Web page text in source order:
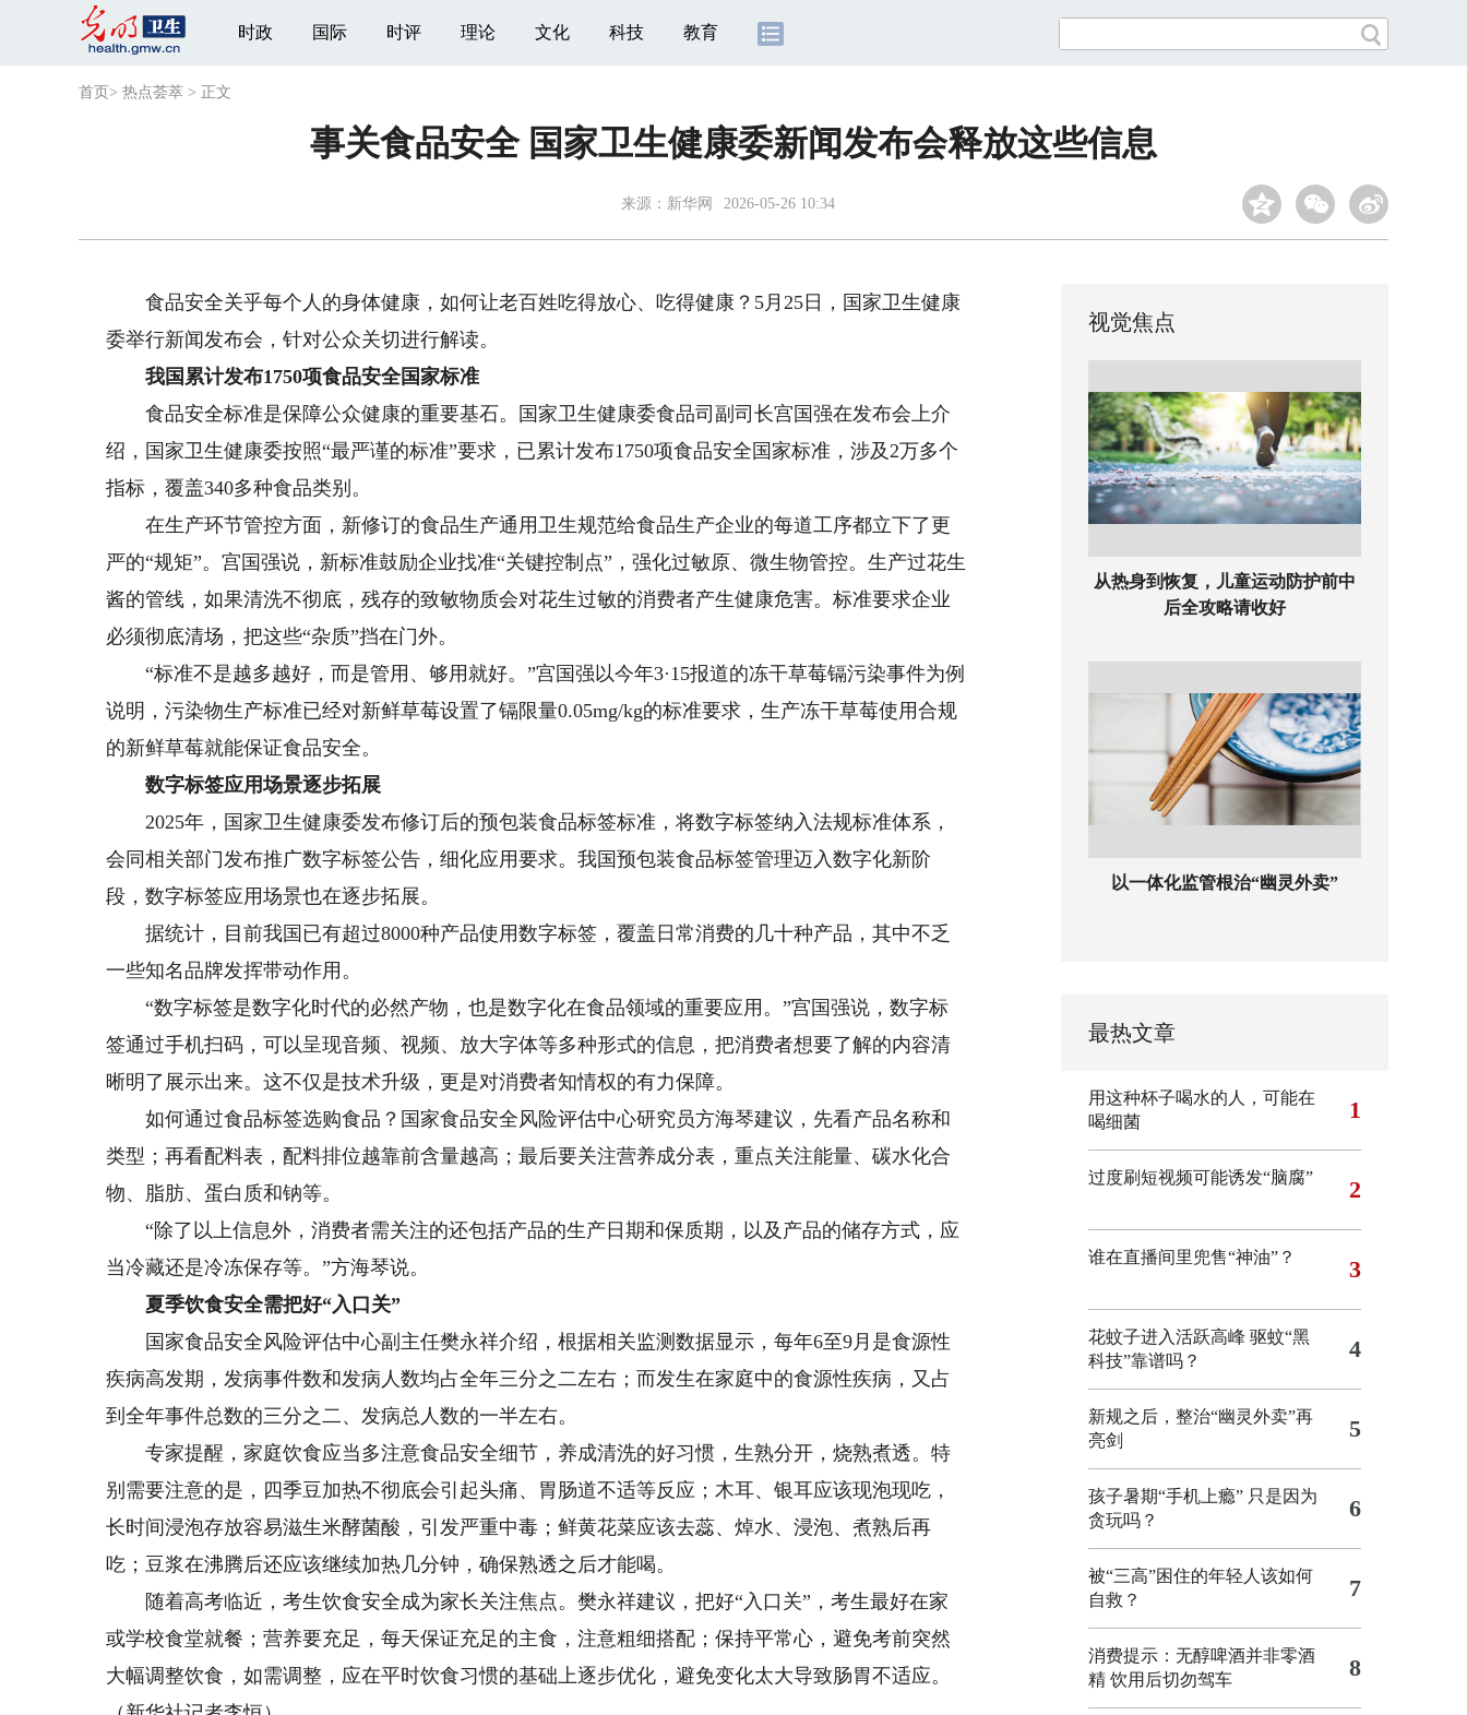
时政 国际 时评 理论 文化 科技 教育
首页 > 热点荟萃 > 正文
事关食品安全 国家卫生健康委新闻发布会释放这些信息
来源： 新华网 2026-05-26 10:34
食品安全关乎每个人的身体健康，如何让老百姓吃得放心、吃得健康？5月25日，国家卫生健康
委举行新闻发布会，针对公众关切进行解读。
我国累计发布1750项食品安全国家标准
食品安全标准是保障公众健康的重要基石。国家卫生健康委食品司副司长宫国强在发布会上介
绍，国家卫生健康委按照“最严谨的标准”要求，已累计发布1750项食品安全国家标准，涉及2万多个
指标，覆盖340多种食品类别。
在生产环节管控方面，新修订的食品生产通用卫生规范给食品生产企业的每道工序都立下了更
严的“规矩”。宫国强说，新标准鼓励企业找准“关键控制点”，强化过敏原、微生物管控。生产过花生
酱的管线，如果清洗不彻底，残存的致敏物质会对花生过敏的消费者产生健康危害。标准要求企业
必须彻底清场，把这些“杂质”挡在门外。
“标准不是越多越好，而是管用、够用就好。”宫国强以今年3·15报道的冻干草莓镉污染事件为例
说明，污染物生产标准已经对新鲜草莓设置了镉限量0.05mg/kg的标准要求，生产冻干草莓使用合规
的新鲜草莓就能保证食品安全。
数字标签应用场景逐步拓展
2025年，国家卫生健康委发布修订后的预包装食品标签标准，将数字标签纳入法规标准体系，
会同相关部门发布推广数字标签公告，细化应用要求。我国预包装食品标签管理迈入数字化新阶
段，数字标签应用场景也在逐步拓展。
据统计，目前我国已有超过8000种产品使用数字标签，覆盖日常消费的几十种产品，其中不乏
一些知名品牌发挥带动作用。
“数字标签是数字化时代的必然产物，也是数字化在食品领域的重要应用。”宫国强说，数字标
签通过手机扫码，可以呈现音频、视频、放大字体等多种形式的信息，把消费者想要了解的内容清
晰明了展示出来。这不仅是技术升级，更是对消费者知情权的有力保障。
如何通过食品标签选购食品？国家食品安全风险评估中心研究员方海琴建议，先看产品名称和
类型；再看配料表，配料排位越靠前含量越高；最后要关注营养成分表，重点关注能量、碳水化合
物、脂肪、蛋白质和钠等。
“除了以上信息外，消费者需关注的还包括产品的生产日期和保质期，以及产品的储存方式，应
当冷藏还是冷冻保存等。”方海琴说。
夏季饮食安全需把好“入口关”
国家食品安全风险评估中心副主任樊永祥介绍，根据相关监测数据显示，每年6至9月是食源性
疾病高发期，发病事件数和发病人数均占全年三分之二左右；而发生在家庭中的食源性疾病，又占
到全年事件总数的三分之二、发病总人数的一半左右。
专家提醒，家庭饮食应当多注意食品安全细节，养成清洗的好习惯，生熟分开，烧熟煮透。特
别需要注意的是，四季豆加热不彻底会引起头痛、胃肠道不适等反应；木耳、银耳应该现泡现吃，
长时间浸泡存放容易滋生米酵菌酸，引发严重中毒；鲜黄花菜应该去蕊、焯水、浸泡、煮熟后再
吃；豆浆在沸腾后还应该继续加热几分钟，确保熟透之后才能喝。
随着高考临近，考生饮食安全成为家长关注焦点。樊永祥建议，把好“入口关”，考生最好在家
或学校食堂就餐；营养要充足，每天保证充足的主食，注意粗细搭配；保持平常心，避免考前突然
大幅调整饮食，如需调整，应在平时饮食习惯的基础上逐步优化，避免变化太大导致肠胃不适应。
视觉焦点
从热身到恢复，儿童运动防护前中
后全攻略请收好
以一体化监管根治“幽灵外卖”
最热文章
用这种杯子喝水的人，可能在
喝细菌
1
过度刷短视频可能诱发“脑腐” 2
谁在直播间里兜售“神油”？ 3
花蚊子进入活跃高峰 驱蚊“黑
科技”靠谱吗？
4
新规之后，整治“幽灵外卖”再
亮剑
5
孩子暑期“手机上瘾” 只是因为
贪玩吗？
6
被“三高”困住的年轻人该如何
自救？
7
消费提示：无醇啤酒并非零酒
精 饮用后切勿驾车
8